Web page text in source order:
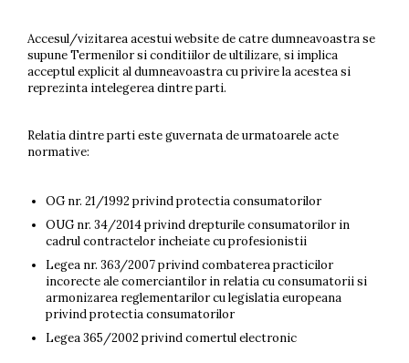
Saruri de Baie
Creioane Pentru Colorat in Baie
Balsam de Buze
Exfoliante Pentru Corp
Pentru Curatarea Tenului
Unt de Corp Solid
Accesul/vizitarea acestui website de catre dumneavoastra se
supune Termenilor si conditiilor de ultilizare, si implica
acceptul explicit al dumneavoastra cu privire la acestea si
reprezinta intelegerea dintre parti.
Relatia dintre parti este guvernata de urmatoarele acte
normative:
OG nr. 21/1992 privind protectia consumatorilor
OUG nr. 34/2014 privind drepturile consumatorilor in
cadrul contractelor incheiate cu profesionistii
Legea nr. 363/2007 privind combaterea practicilor
incorecte ale comerciantilor in relatia cu consumatorii si
armonizarea reglementarilor cu legislatia europeana
privind protectia consumatorilor
Legea 365/2002 privind comertul electronic